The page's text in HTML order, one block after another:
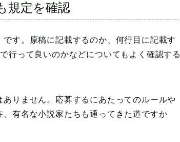
規定を確認
す。原稿に記載するのか、何行目に記載す
行って良いのかなどについてもよく確認する
りません。応募するにあたってのルールや
有名な小説家たちも通ってきた道ですか